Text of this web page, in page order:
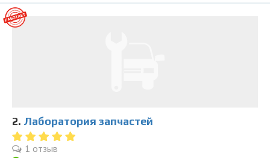
2. Лаборатория запчастей
1 отзыв